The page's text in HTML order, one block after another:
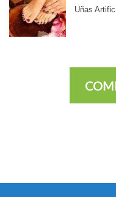
Uñas